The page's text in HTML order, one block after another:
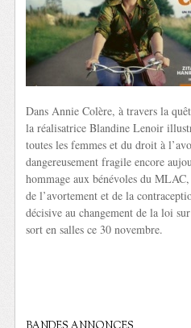
Dans Annie Colère, à travers la
la réalisatrice Blandine Lenoir
toutes les femmes et du droit à
dangereusement fragile encore
hommage aux bénévoles du
de l’avortement et de la
décisive au changement de la loi
sort en salles ce 30 novembre.